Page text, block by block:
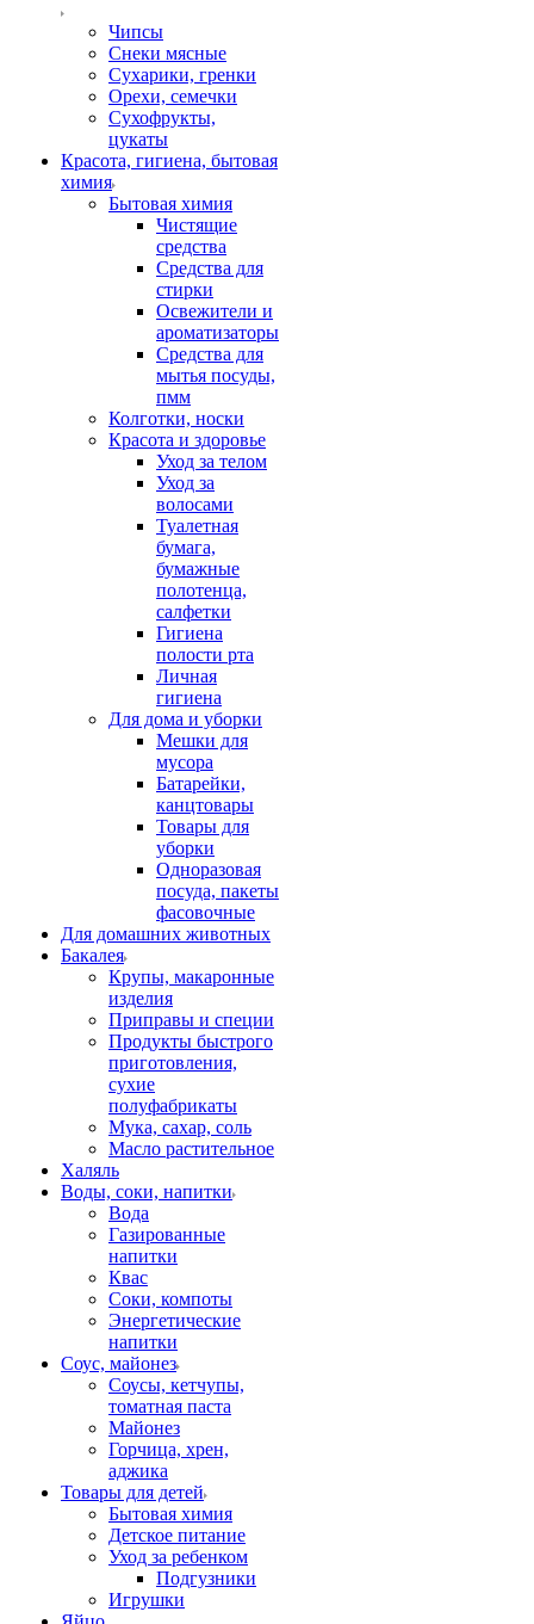
Чипсы
Снеки мясные
Сухарики, гренки
Орехи, семечки
Сухофрукты,
цукаты
Красота, гигиена, бытовая
химия
Бытовая химия
Чистящие
средства
Средства для
стирки
Освежители и
ароматизаторы
Средства для
мытья посуды,
пмм
Колготки, носки
Красота и здоровье
Уход за телом
Уход за
волосами
Туалетная
бумага,
бумажные
полотенца,
салфетки
Гигиена
полости рта
Личная
гигиена
Для дома и уборки
Мешки для
мусора
Батарейки,
канцтовары
Товары для
уборки
Одноразовая
посуда, пакеты
фасовочные
Для домашних животных
Бакалея
Крупы, макаронные
изделия
Приправы и специи
Продукты быстрого
приготовления,
сухие
полуфабрикаты
Мука, сахар, соль
Масло растительное
Халяль
Воды, соки, напитки
Вода
Газированные
напитки
Квас
Соки, компоты
Энергетические
напитки
Соус, майонез
Соусы, кетчупы,
томатная паста
Майонез
Горчица, хрен,
аджика
Товары для детей
Бытовая химия
Детское питание
Уход за ребенком
Подгузники
Игрушки